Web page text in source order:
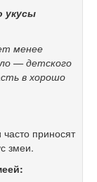
укусы
менее
— детского
в хорошо
приносят
змеи.